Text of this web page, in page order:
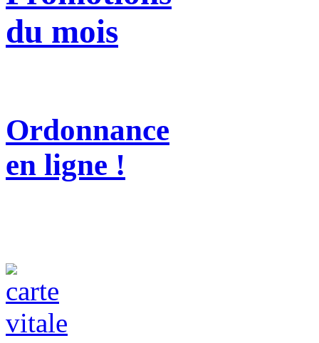
du mois
Ordonnance
en ligne !